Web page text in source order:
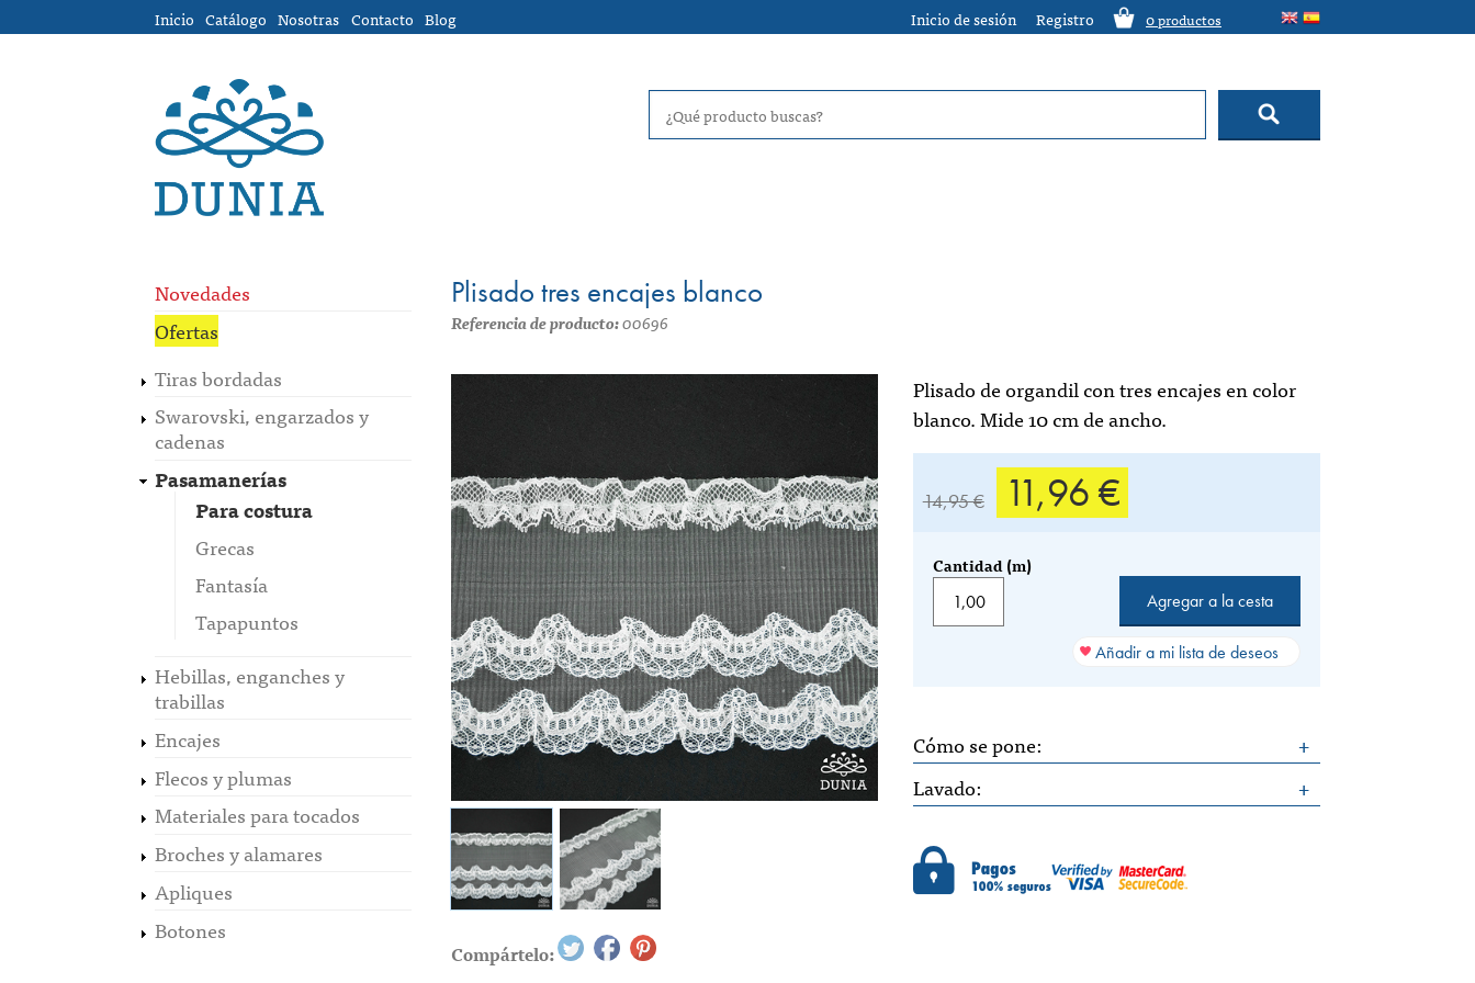
Pasar al contenido principal
Inicio Catálogo Nosotras Contacto Blog Inicio de sesión Registro 0productos
Novedades
Ofertas
Tiras bordadas
Swarovski, engarzados y
cadenas
Pasamanerías
Para costura
Grecas
Fantasía
Tapapuntos
Hebillas, enganches y
trabillas
Encajes
Flecos y plumas
Materiales para tocados
Broches y alamares
Apliques
Botones
Plisado tres encajes blanco
Referencia de producto:00696
Compártelo:
Plisado de organdil con tres encajes en color
blanco. Mide 10 cm de ancho.
14,95 € 11,96 €
Cantidad (m)
Añadir a mi lista de deseos
Cómo se pone:
Lavado: